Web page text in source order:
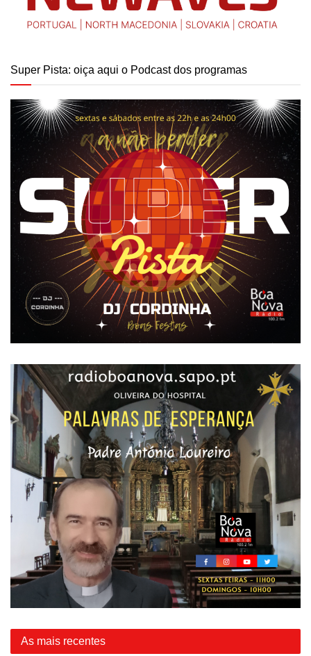
Super Pista: oiça aqui o Podcast dos programas
As mais recentes